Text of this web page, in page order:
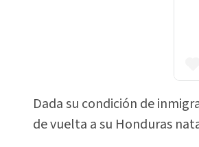
Dada su condición de
de vuelta a su Honduras